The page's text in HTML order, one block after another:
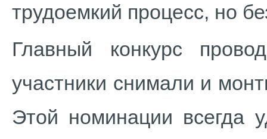
трудоемкий процесс, но
Главный конкурс
участники снимали и
Этой номинации всегда